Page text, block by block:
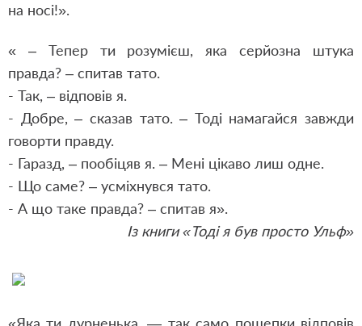
на носі!».
« – Тепер ти розумієш, яка серйозна штука
правда? – спитав тато.
- Так, – відповів я.
- Добре, – сказав тато. – Тоді намагайся завжди
говорти правду.
- Гаразд, – пообіцяв я. – Мені цікаво лиш одне.
- Що саме? – усміхнувся тато.
- А що таке правда? – спитав я».
Із книги «Тоді я був просто Ульф»